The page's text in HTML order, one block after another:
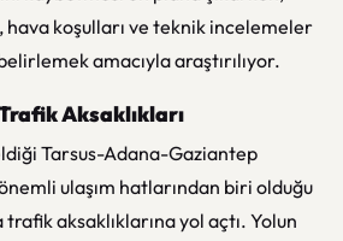
hava koşulları ve teknik incelemeler
amacıyla araştırılıyor.
Aksaklıkları
Tarsus-Adana-Gaziantep
ulaşım hatlarından biri olduğu
trafik aksaklıklarına yol açtı. Yolun